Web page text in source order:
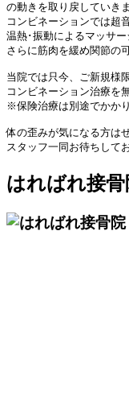
の動きを取り戻していきま
コンビネーションでは超
温熱･振動によるマッサー
さらに筋肉を緩め関節の
当院では只今、ご新規様
コンビネーション治療を
※保険治療は別途でかかり
体の歪みが気になる方は
スタッフ一同お待ちして
はればれ接